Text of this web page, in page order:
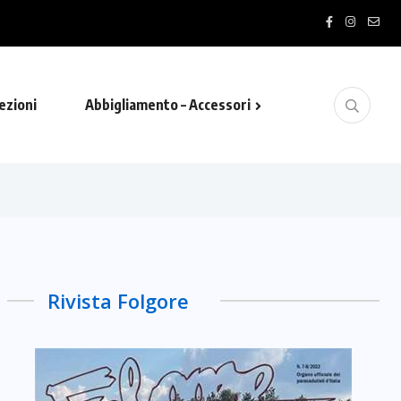
EX ALTO TROPHY”- MARCIALONGA RUNNI…
Abbigliamento – Accessori
Rivista Folgore